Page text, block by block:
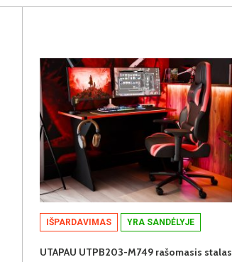
IŠPARDAVIMAS YRA SANDĖLYJE
UTAPAU UTPB203-M749 rašomasis stalas